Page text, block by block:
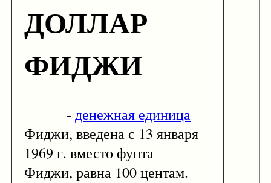
ДОЛЛАР
ФИДЖИ
- денежная единица
Фиджи, введена с 13 января
1969 г. вместо фунта
Фиджи, равна 100 центам.